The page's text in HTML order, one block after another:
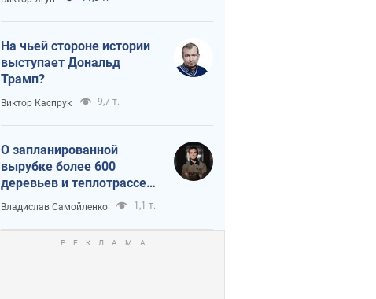
логистика
На чьей стороне истории
выступает Дональд
Трамп?
Виктор Каспрук 9,7 т.
О запланированной
вырубке более 600
деревьев и теплотрассе:
что происходит на
Теремках в Киеве
Владислав Самойленко 1,1 т.